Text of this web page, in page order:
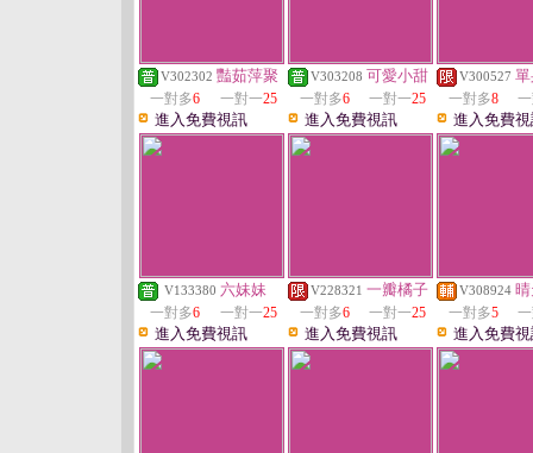
V302302 豔茹萍聚
一對多6 一對一25
進入免費視訊
V303208 可愛小甜
一對多6 一對一25
進入免費視訊
V300527
一對多8
進入免費
V133380 六妹妹
一對多6 一對一25
進入免費視訊
V228321 一瓣橘子
一對多6 一對一25
進入免費視訊
V308924
一對多5
進入免費